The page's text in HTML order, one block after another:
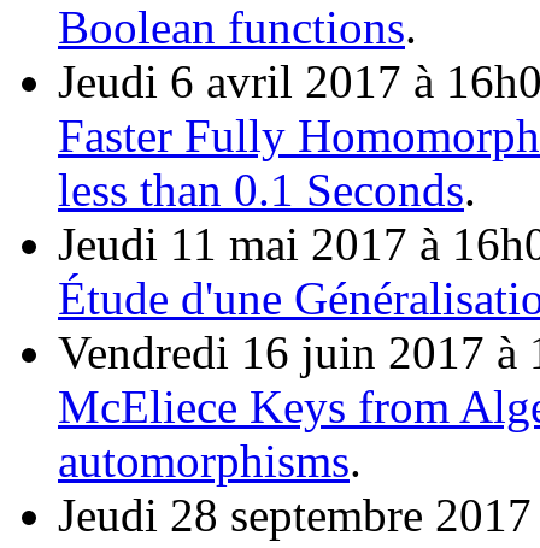
Boolean functions.
Jeudi 6 avril 2017 à
Faster Fully
less than 0.1 Seconds.
Jeudi 11 mai 2017 à
Étude d'une
Vendredi 16 juin 2017
McEliece Keys from
automorphisms.
Jeudi 28 septembre